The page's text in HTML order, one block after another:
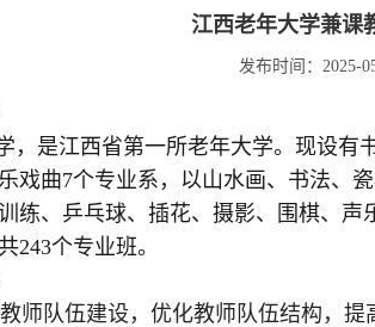
江西老年大学兼课
发布时间：2025-
，是江西省第一所老年大学。现设有
戏曲7个专业系，以山水画、书法、
练、乒乓球、插花、摄影、围棋、
243个专业班。
师队伍建设，优化教师队伍结构，